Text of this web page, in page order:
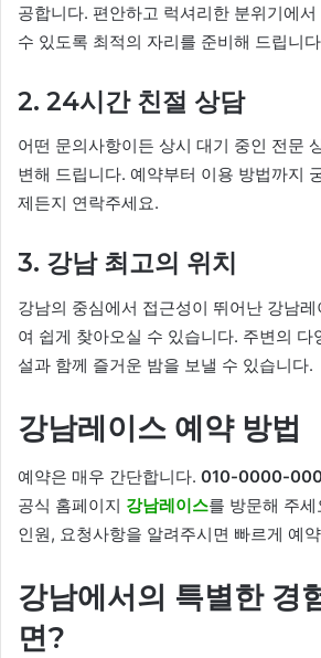
공합니다. 편안하고 럭셔리한 분위기에
수 있도록 최적의 자리를 준비해 드립니
2. 24시간 친절 상담
어떤 문의사항이든 상시 대기 중인 전문
변해 드립니다. 예약부터 이용 방법까지
제든지 연락주세요.
3. 강남 최고의 위치
강남의 중심에서 접근성이 뛰어난 강남
여 쉽게 찾아오실 수 있습니다. 주변의 다
설과 함께 즐거운 밤을 보낼 수 있습니다.
강남레이스 예약 방법
예약은 매우 간단합니다. 010-0000-
공식 홈페이지 강남레이스를 방문해 주
인원, 요청사항을 알려주시면 빠르게 예
강남에서의 특별한 경
면?